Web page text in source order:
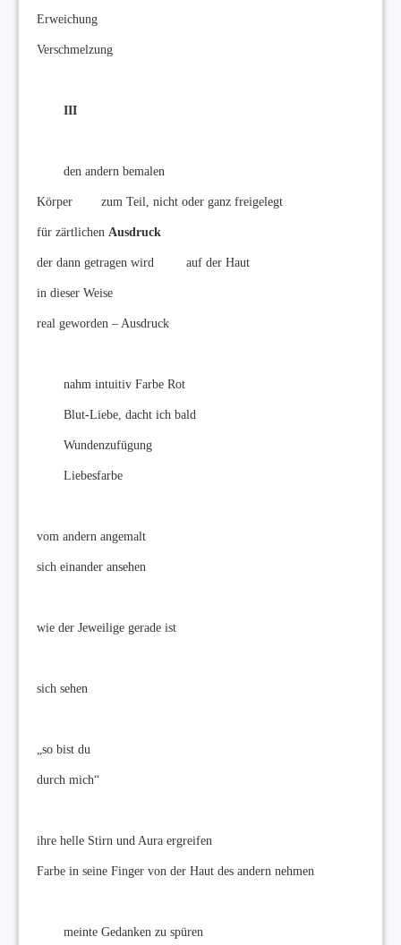
Erweichung
Verschmelzung
III
den andern bemalen
Körper zum Teil, nicht oder ganz freigelegt
für zärtlichen Ausdruck
der dann getragen wird auf der Haut
in dieser Weise
real geworden – Ausdruck
nahm intuitiv Farbe Rot
Blut-Liebe, dacht ich bald
Wundenzufügung
Liebesfarbe
vom andern angemalt
sich einander ansehen
wie der Jeweilige gerade ist
sich sehen
„so bist du
durch mich“
ihre helle Stirn und Aura ergreifen
Farbe in seine Finger von der Haut des andern nehmen
meinte Gedanken zu spüren